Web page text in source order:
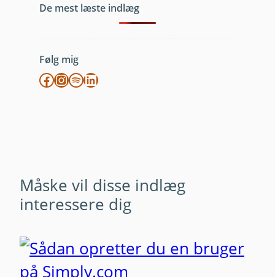
De mest læste indlæg
Følg mig
Facebook InstagramSpotify LinkedIn
Måske vil disse indlæg
interessere dig